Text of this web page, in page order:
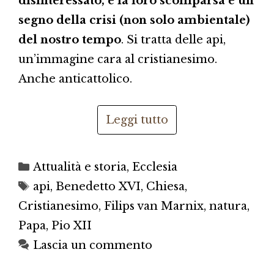
segno della crisi (non solo ambientale)
del nostro tempo. Si tratta delle api,
un’immagine cara al cristianesimo.
Anche anticattolico.
Leggi tutto
Categorie
Attualità e storia, Ecclesia
Tag
api, Benedetto XVI, Chiesa,
Cristianesimo, Filips van Marnix, natura,
Papa, Pio XII
Lascia un commento